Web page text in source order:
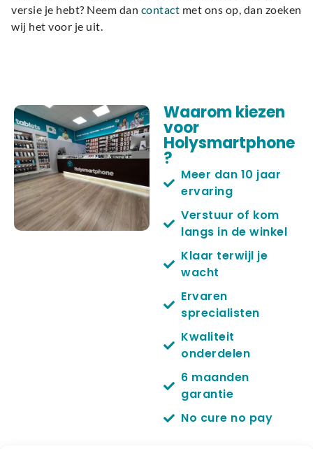
versie je hebt? Neem dan contact met ons op, dan zoeken
wij het voor je uit.
Waarom kiezen
voor
Holysmartphone
?
Meer dan 10 jaar
ervaring
Verstuur of kom
langs in de winkel
Klaar terwijl je
wacht
Ervaren
sprecialisten
Kwaliteit
onderdelen
6 maanden
garantie
No cure no pay